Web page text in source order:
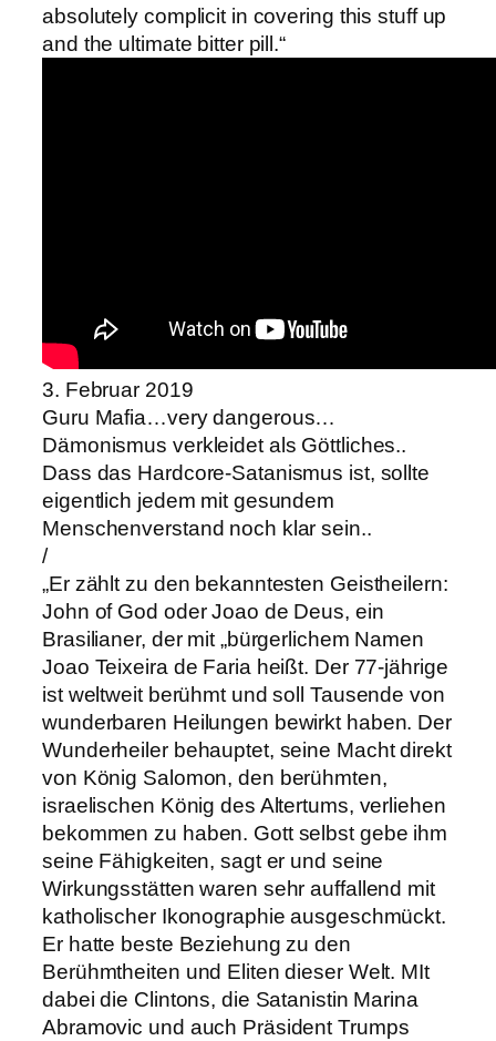
absolutely complicit in covering this stuff up
and the ultimate bitter pill.“
3. Februar 2019
Guru Mafia…very dangerous…
Dämonismus verkleidet als Göttliches..
Dass das Hardcore-Satanismus ist, sollte
eigentlich jedem mit gesundem
Menschenverstand noch klar sein..
/
„Er zählt zu den bekanntesten Geistheilern:
John of God oder Joao de Deus, ein
Brasilianer, der mit „bürgerlichem Namen
Joao Teixeira de Faria heißt. Der 77-jährige
ist weltweit berühmt und soll Tausende von
wunderbaren Heilungen bewirkt haben. Der
Wunderheiler behauptet, seine Macht direkt
von König Salomon, den berühmten,
israelischen König des Altertums, verliehen
bekommen zu haben. Gott selbst gebe ihm
seine Fähigkeiten, sagt er und seine
Wirkungsstätten waren sehr auffallend mit
katholischer Ikonographie ausgeschmückt.
Er hatte beste Beziehung zu den
Berühmtheiten und Eliten dieser Welt. MIt
dabei die Clintons, die Satanistin Marina
Abramovic und auch Präsident Trumps